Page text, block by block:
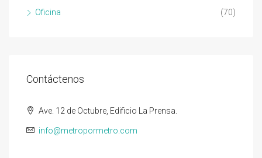
Oficina (70)
Contáctenos
Ave. 12 de Octubre, Edificio La Prensa.
info@metropormetro.com